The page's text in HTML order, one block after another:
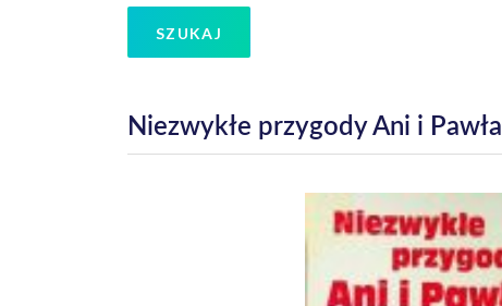
SZUKAJ
Niezwykłe przygody Ani i Pawła